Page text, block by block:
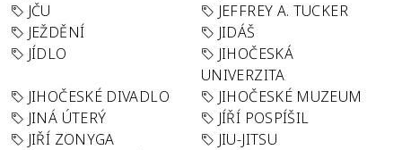
JČU
JEFFREY A. TUCKER
JEŽDĚNÍ
JIDÁŠ
JÍDLO
JIHOČESKÁ
UNIVERZITA
JIHOČESKÉ DIVADLO
JIHOČESKÉ MUZEUM
JINÁ ÚTERÝ
JÍŘÍ POSPÍŠIL
JIŘÍ ZONYGA
JIU-JITSU